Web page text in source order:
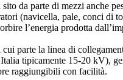
da parte di mezzi anche
(navicella, pale, conci di
l’energia prodotta
parte la linea di
tipicamente 15-20 kV),
raggiungibili con facilità.